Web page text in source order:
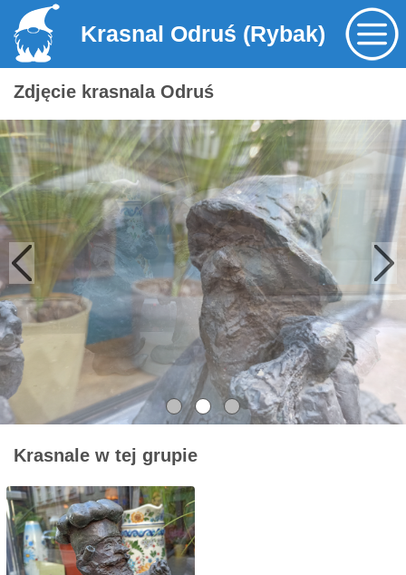
Krasnal Odruś (Rybak)
Zdjęcie krasnala Odruś
Krasnale w tej grupie